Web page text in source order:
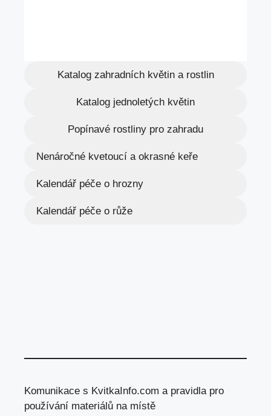
Katalog zahradních květin a rostlin
Katalog jednoletých květin
Popínavé rostliny pro zahradu
Nenáročné kvetoucí a okrasné keře
Kalendář péče o hrozny
Kalendář péče o růže
Komunikace s KvitkaInfo.com a pravidla pro
používání materiálů na místě